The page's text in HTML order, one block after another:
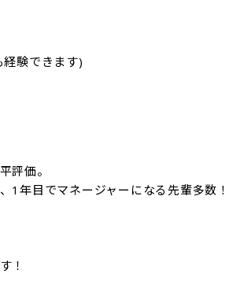
経験できます)
評価。
1年目でマネージャーになる先輩多数！
！